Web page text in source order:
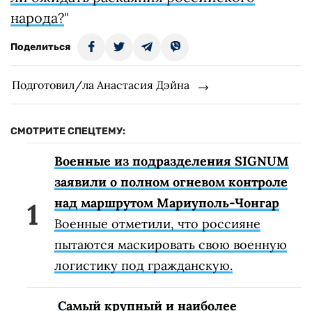
народа?"
Поделиться
Подготовил/ла Анастасия Дэйна
СМОТРИТЕ СПЕЦТЕМУ:
Военные из подразделения SIGNUM
заявили о полном огневом контроле
над маршрутом Мариуполь-Чонгар
Военные отметили, что россияне
пытаются маскировать свою военную
логистику под гражданскую.
Самый крупный и наиболее